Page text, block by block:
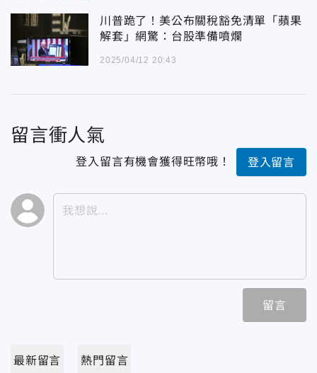
川普跪了！美公布關稅豁免清單「蘋果
解套」網驚：台股準備噴爛
2025/04/12 20:43
留言衝人氣
登入留言有機會獲得旺幣哦！ 登入留言
留言
最新留言 熱門留言